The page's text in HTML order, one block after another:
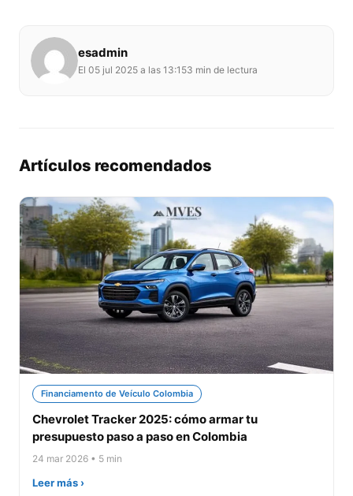
esadmin
El 05 jul 2025 a las 13:153 min de lectura
Artículos recomendados
Financiamento de Veículo Colombia
Chevrolet Tracker 2025: cómo armar tu
presupuesto paso a paso en Colombia
24 mar 2026 • 5 min
Leer más ›